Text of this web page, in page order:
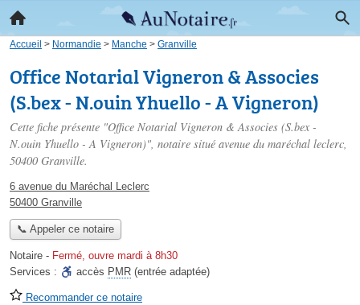
Accueil > Normandie > Manche > Granville
Office Notarial Vigneron & Associes
(S.bex - N.ouin Yhuello - A Vigneron)
Cette fiche présente "Office Notarial Vigneron & Associes (S.bex -
N.ouin Yhuello - A Vigneron)", notaire situé avenue du maréchal leclerc,
50400 Granville.
6 avenue du Maréchal Leclerc
50400 Granville
📞 Appeler ce notaire
Notaire - Fermé, ouvre mardi à 8h30
Services :
accès PMR (entrée adaptée)
Recommander ce notaire